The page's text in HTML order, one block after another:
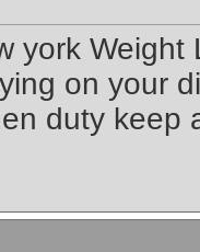
york
on your
duty keep